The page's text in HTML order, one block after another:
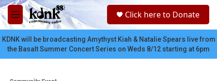
Skip to main content
M
e
n
u
c
Click here to Donate
KDNK will be broadcasting Amythyst Kiah & Natalie Spears live from
the Basalt Summer Concert Series on Weds 8/12 starting at 6pm